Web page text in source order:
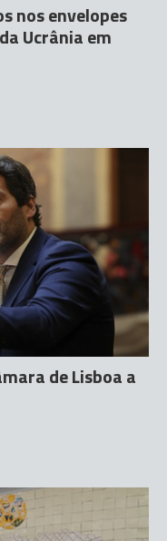
nos envelopes
Ucrânia em
de Lisboa a